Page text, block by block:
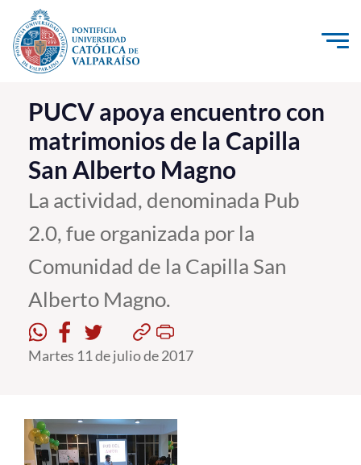
Click acá para ir directamente al contenido
La Universidad
Investigación, Creación e Innovación
PUCV Internacional
Vinculación con el Medio
Pregrado
Postgrado
Formación Continua
Académicos
PUCV apoya encuentro con
matrimonios de la Capilla
San Alberto Magno
La actividad, denominada Pub
2.0, fue organizada por la
Comunidad de la Capilla San
Alberto Magno.
Martes 11 de julio de 2017